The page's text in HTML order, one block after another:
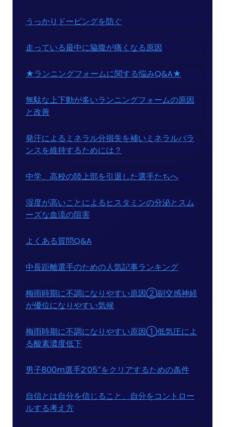
うっかりドーピングを防ぐ
走っている最中に脇腹が痛くなる原因
★ランニングフォームに関する悩みQ&A★
無駄な上下動が多いランニングフォームの原因
と改善
発汗によるミネラル分損失を補いミネラルバラ
ンスを維持するためには？
中学、高校の陸上部を引退した選手たちへ
湿度が高いことによるヒスタミンの分泌とスム
ーズな血流の阻害
よくある質問Q&A
中長距離選手のための人気記事ランキング
梅雨時期に不調になりやすい原因②副交感神経
が優位になりやすい気候
梅雨時期に不調になりやすい原因①低気圧によ
る酸素濃度低下
男子800m選手2’05″をクリアするための条件
自信とは自分を信じること、自分をコントロー
ルする考え方